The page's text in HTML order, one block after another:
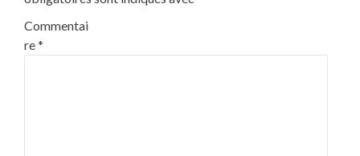
Commentai
re*